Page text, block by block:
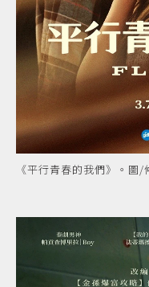
《平行青春的我們》。圖/